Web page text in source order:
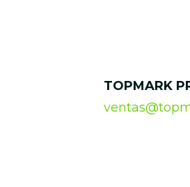
TOPMARK